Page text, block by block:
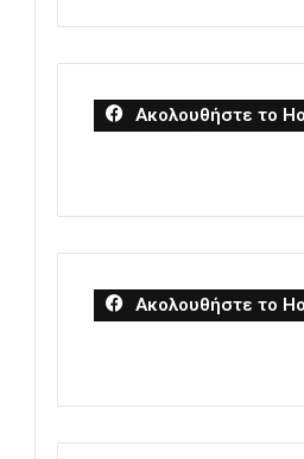
Ακολουθήστε το
Ακολουθήστε το